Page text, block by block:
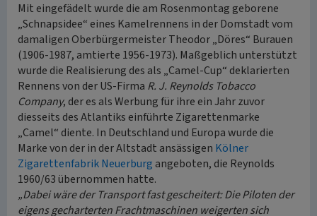
Mit eingefädelt wurde die am Rosenmontag geborene
„Schnapsidee“ eines Kamelrennens in der Domstadt vom
damaligen Oberbürgermeister Theodor „Döres“ Burauen
(1906-1987, amtierte 1956-1973). Maßgeblich unterstützt
wurde die Realisierung des als „Camel-Cup“ deklarierten
Rennens von der US-Firma R. J. Reynolds Tobacco
Company, der es als Werbung für ihre ein Jahr zuvor
diesseits des Atlantiks einführte Zigarettenmarke
„Camel“ diente. In Deutschland und Europa wurde die
Marke von der in der Altstadt ansässigen Kölner
Zigarettenfabrik Neuerburg angeboten, die Reynolds
1960/63 übernommen hatte.
„Dabei wäre der Transport fast gescheitert: Die Piloten der
eigens gecharterten Frachtmaschinen weigerten sich